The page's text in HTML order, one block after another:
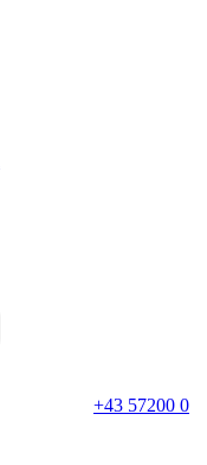
+43 57200 0